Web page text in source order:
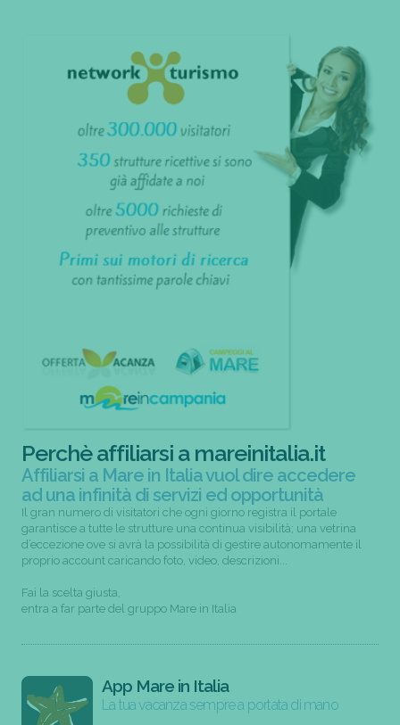
Perchè affiliarsi a mareinitalia.it
Affiliarsi a Mare in Italia vuol dire accedere
ad una infinità di servizi ed opportunità
Il gran numero di visitatori che ogni giorno registra il portale
garantisce a tutte le strutture una continua visibilità; una vetrina
d’eccezione ove si avrà la possibilità di gestire autonomamente il
proprio account caricando foto, video, descrizioni...
Fai la scelta giusta,
entra a far parte del gruppo Mare in Italia
App Mare in Italia
La tua vacanza sempre a portata di mano